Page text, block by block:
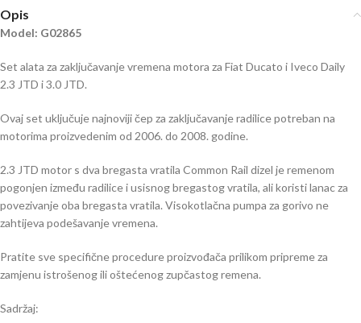
Opis
Model: G02865
Set alata za zaključavanje vremena motora za Fiat Ducato i Iveco Daily
2.3 JTD i 3.0 JTD.
Ovaj set uključuje najnoviji čep za zaključavanje radilice potreban na
motorima proizvedenim od 2006. do 2008. godine.
2.3 JTD motor s dva bregasta vratila Common Rail dizel je remenom
pogonjen između radilice i usisnog bregastog vratila, ali koristi lanac za
povezivanje oba bregasta vratila. Visokotlačna pumpa za gorivo ne
zahtijeva podešavanje vremena.
Pratite sve specifične procedure proizvođača prilikom pripreme za
zamjenu istrošenog ili oštećenog zupčastog remena.
Sadržaj: